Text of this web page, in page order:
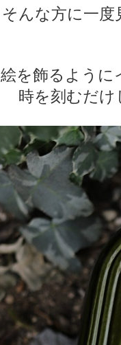
そんな方に一
絵を飾るように
時を刻むだ